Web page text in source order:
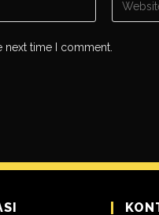
next time I comment.